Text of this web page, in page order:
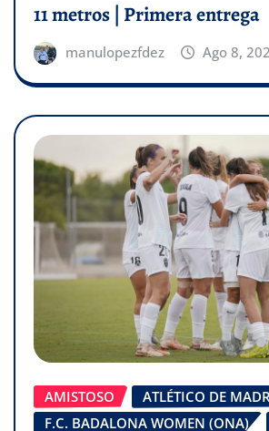
11 metros | Primera entrega
manulopezfdez Ago 8,
AMISTOSO
ATLÉTICO DE
F.C. BADALONA WOMEN (ONA)